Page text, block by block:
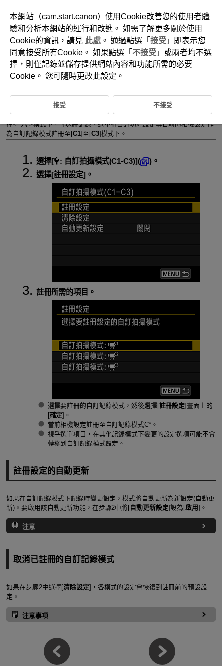
D370-207
自訂記錄模式(C1-C3)
取消已註冊的自訂記錄模式
在
模式下，可以將記錄、選單和自訂功能設定等目前的相機設定作
為自訂記錄模式註冊至[C1]至[C3]模式下。
選擇[ : 自訂拍攝模式(C1-C3)](
)。
選擇[註冊設定]。
註冊所需的項目。
選擇要註冊的自訂記錄模式，然後選擇[註冊設定]畫面上的
[確定]。
當前相機設定註冊至自訂記錄模式C*。
視乎選單項目，在其他記錄模式下變更的設定選項可能不會
轉移到自訂記錄模式設定。
註冊設定的自動更新
如果在自訂記錄模式下記錄時變更設定，模式將自動更新為新設定(自動更
新)。要啟用該自動更新功能，在步驟2中將[自動更新設定]設為[啟用]。
注意
取消已註冊的自訂記錄模式
如果在步驟2中選擇[清除設定]，各模式的設定會恢復到註冊前的預設設
定。
注意事項
本網站（cam.start.canon）使用Cookie改善您的使用者體
驗和分析本網站的運行和改進。 如需了解更多關於使用
Cookie的資訊，請見 此處 。 通過點選「 接受 」即表示您
同意接受所有Cookie。 如果點選「 不接受 」或兩者均不選
擇，則僅記錄並儲存提供網站內容和功能所需的必要
Cookie。 您可隨時更改此設定。
接受 不接受